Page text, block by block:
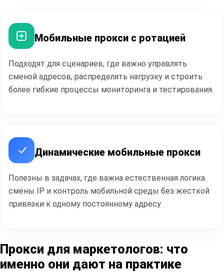
Мобильные прокси с ротацией
Подходят для сценариев, где важно управлять
сменой адресов, распределять нагрузку и строить
более гибкие процессы мониторинга и тестирования.
Динамические мобильные прокси
Полезны в задачах, где важна естественная логика
смены IP и контроль мобильной среды без жесткой
привязки к одному постоянному адресу.
Прокси для маркетологов: что
именно они дают на практике
Полезные статьи